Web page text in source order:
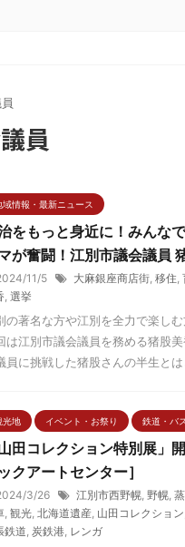
員
域情報・最新ニュース
をもっと身近に！みんな
が奮闘！江別市議会議員
11/5 大麻銀座商店街, 移住,
, 選挙
の著名な方や江別を全力で楽し
は江別市議会議員を務める猪股
員に挑戦した猪股さんの半生と
光地 イベント・お祭り 鉄道・バ
山田コレクション特別展」
クアートセンター］
3/26 江別市西野幌, 野幌,
, 観光, 北海道遺産, 山田コレクション
鉄道, 炭鉄港, レンガ